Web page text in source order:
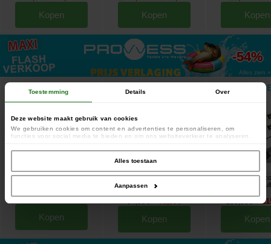
Toestemming Details Over
Deze website maakt gebruik van cookies
We gebruiken cookies om content en advertenties te personaliseren, om
functies voor social media te bieden en om ons websiteverkeer te analyseren.
social media, adverteren en analyse. Deze partners kunnen deze gegevens
combineren met andere informatie die u aan ze heeft verstrekt of die ze hebben
verzameld op basis van uw gebruik van hun services.
Alles toestaan
Aanpassen
Kopen Kopen Kopen
tot
-54%
Alles zien »
Prowess W-Hooklink Semi Stiff
9 5
Kopen
Prowess Adonia 9006 SS FD-
molen [202741]
94 79
Kopen
Canne Prowess
50mm 12' 3.5lbs
159
Kopen